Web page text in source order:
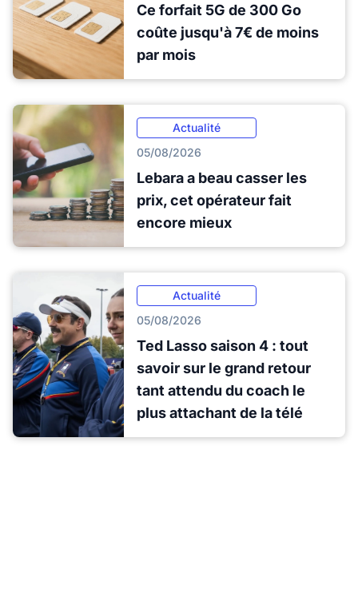
Ce forfait 5G de 300 Go
coûte jusqu'à 7€ de moins
par mois
Actualité
05/08/2026
Lebara a beau casser les
prix, cet opérateur fait
encore mieux
Actualité
05/08/2026
Ted Lasso saison 4 : tout
savoir sur le grand retour
tant attendu du coach le
plus attachant de la télé